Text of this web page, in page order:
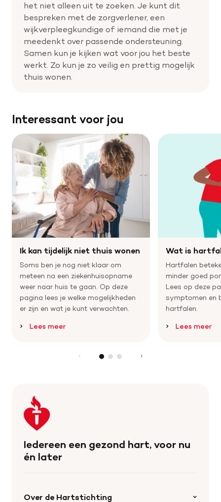
het niet alleen uit te zoeken. Je kunt dit
bespreken met de zorgverlener, een
wijkverpleegkundige of iemand die met je
meedenkt over passende ondersteuning.
Samen kun je kijken wat voor jou het beste
werkt. Zo kun je zo veilig en prettig mogelijk
thuis wonen.
Interessant voor jou
Ik kan tijdelijk niet thuis wonen
Soms ben je nog niet klaar om
meteen na een ziekenhuisopname
weer naar huis te gaan. Op deze
pagina lees je welke mogelijkheden
er zijn en wat je kunt verwachten.
Lees meer
Wat is
Hartfalen
minder goed
Lees op deze
symptomen en
hartfalen.
Lees meer
Keer
terug
naar
homepage
Iedereen een gezond hart, voor nu
én later
Over de Hartstichting